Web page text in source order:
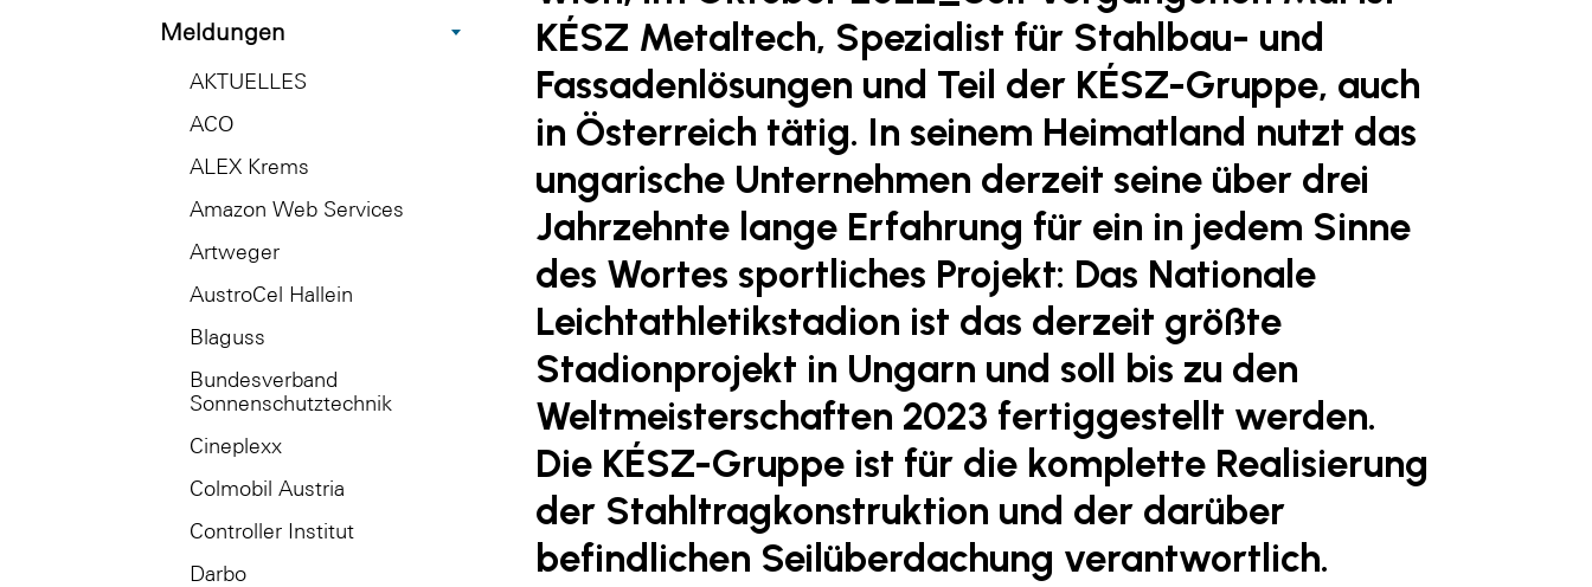
Meldungen
AKTUELLES
ACO
ALEX Krems
Amazon Web Services
Artweger
AustroCel Hallein
Blaguss
Bundesverband
Sonnenschutztechnik
Cineplexx
Colmobil Austria
Controller Institut
Darbo
KÉSZ Metaltech, Spezialist für Stahlbau- und
Fassadenlösungen und Teil der KÉSZ-Gruppe, auch
in Österreich tätig. In seinem Heimatland nutzt das
ungarische Unternehmen derzeit seine über drei
Jahrzehnte lange Erfahrung für ein in jedem Sinne
des Wortes sportliches Projekt: Das Nationale
Leichtathletikstadion ist das derzeit größte
Stadionprojekt in Ungarn und soll bis zu den
Weltmeisterschaften 2023 fertiggestellt werden.
Die KÉSZ-Gruppe ist für die komplette Realisierung
der Stahltragkonstruktion und der darüber
befindlichen Seilüberdachung verantwortlich.